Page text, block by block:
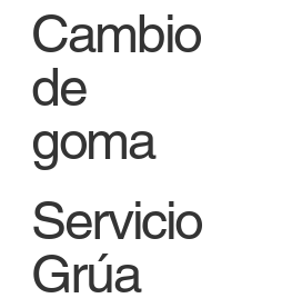
Cambio
de
goma
Servicio
Grúa